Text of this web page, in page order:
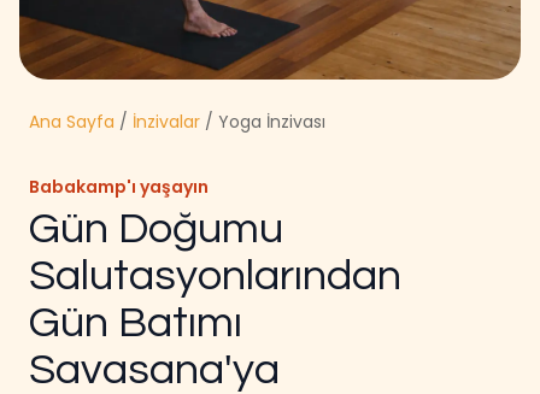
Ana Sayfa / İnzivalar / Yoga İnzivası
Babakamp'ı yaşayın
Gün Doğumu
Salutasyonlarından
Gün Batımı
Savasana'ya